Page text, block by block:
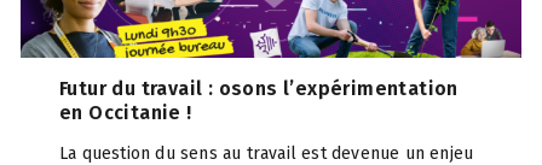
Futur du travail : osons l’expérimentation
en Occitanie !
La question du sens au travail est devenue un enjeu